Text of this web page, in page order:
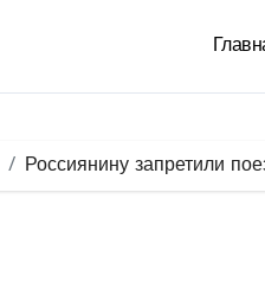
Россиянину запретили